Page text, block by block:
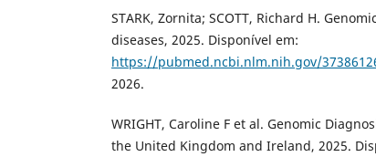
STARK, Zornita; SCOTT, Richard H.
diseases, 2025. Disponível em:
https://pubmed.ncbi.nlm.nih.gov/
2026.
WRIGHT, Caroline F et al. Genomic
the United Kingdom and Ireland, 2025.